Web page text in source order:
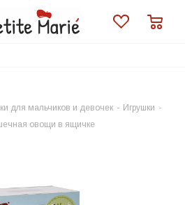
для мальчиков и девочек - Игрушки -
овощи в ящичке